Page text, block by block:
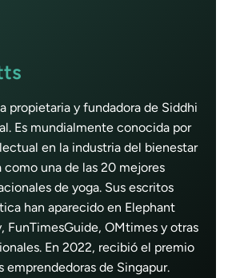
propietaria y fundadora de Siddhi
Es mundialmente conocida por
en la industria del bienestar
una de las 20 mejores
de yoga. Sus escritos
han aparecido en Elephant
FunTimesGuide, OMtimes y otras
En 2022, recibió el premio
emprendedoras de Singapur.